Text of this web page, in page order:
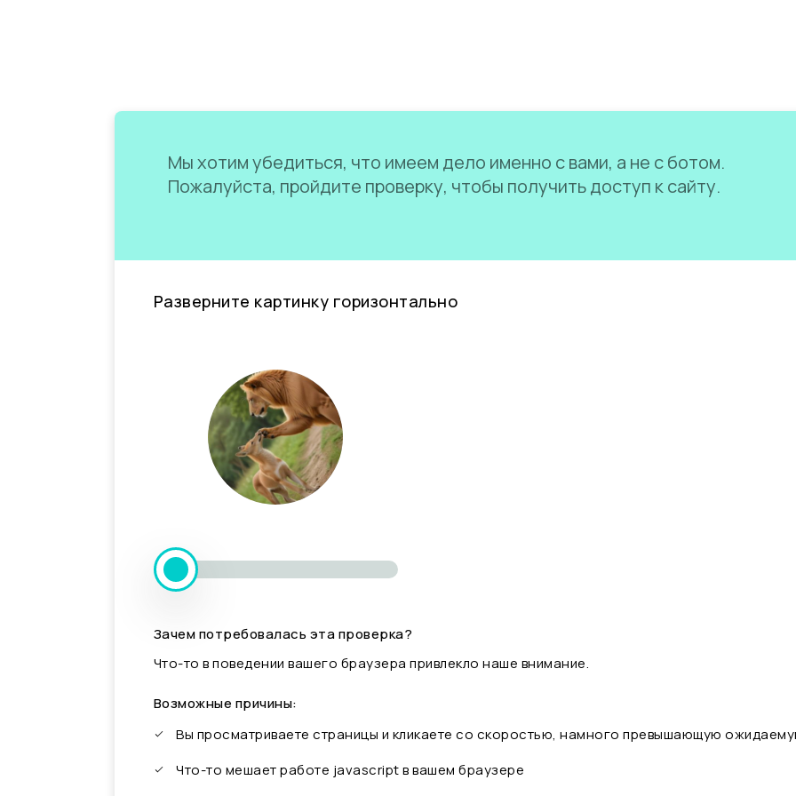
Мы хотим убедиться, что имеем дело именно с вами, а не с ботом.
Пожалуйста, пройдите проверку, чтобы получить доступ к сайту.
Разверните картинку горизонтально
Зачем потребовалась эта проверка?
Что-то в поведении вашего браузера привлекло наше внимание.
Возможные причины:
Вы просматриваете страницы и кликаете со скоростью, намного превышающую
Что-то мешает работе javascript в вашем браузере